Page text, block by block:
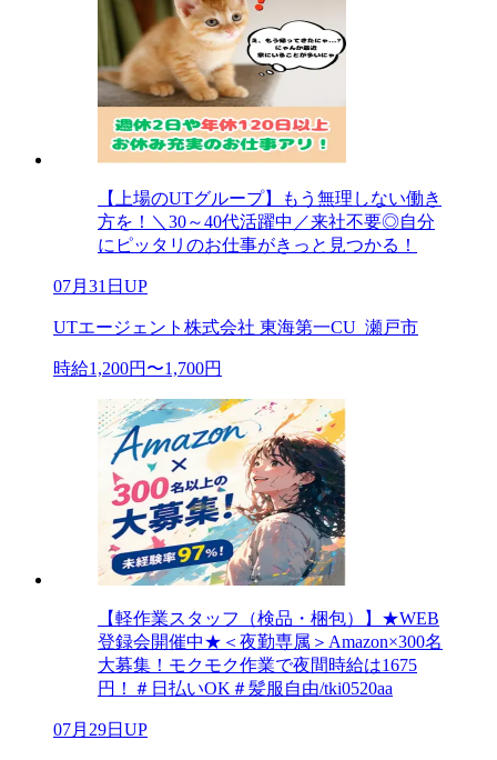
【上場のUTグループ】もう無理しない働き
方を！＼30～40代活躍中／来社不要◎自分
にピッタリのお仕事がきっと見つかる！
07月31日UP
UTエージェント株式会社 東海第一CU_瀬戸市
時給1,200円〜1,700円
【軽作業スタッフ（検品・梱包）】★WEB
登録会開催中★＜夜勤専属＞Amazon×300名
大募集！モクモク作業で夜間時給は1675
円！＃日払いOK＃髪服自由/tki0520aa
07月29日UP